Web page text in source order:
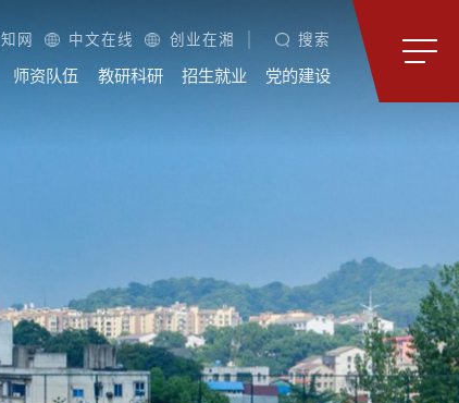
知网 中文在线 创业在湘 搜索
师资队伍 教研科研 招生就业 党的建设